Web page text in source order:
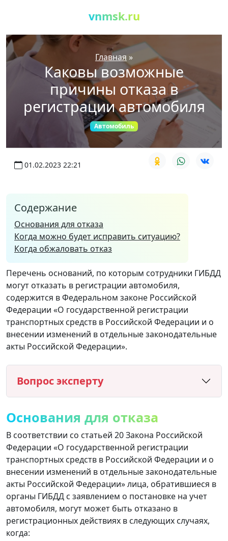
vnmsk.ru
Главная »
Каковы возможные
причины отказа в
регистрации автомобиля
Автомобиль
01.02.2023 22:21
Содержание
Основания для отказа
Когда можно будет исправить ситуацию?
Когда обжаловать отказ
Перечень оснований, по которым сотрудники ГИБДД
могут отказать в регистрации автомобиля,
содержится в Федеральном законе Российской
Федерации «О государственной регистрации
транспортных средств в Российской Федерации и о
внесении изменений в отдельные законодательные
акты Российской Федерации».
Вопрос эксперту
Основания для отказа
В соответствии со статьей 20 Закона Российской
Федерации «О государственной регистрации
транспортных средств в Российской Федерации и о
внесении изменений в отдельные законодательные
акты Российской Федерации» лица, обратившиеся в
органы ГИБДД с заявлением о постановке на учет
автомобиля, могут может быть отказано в
регистрационных действиях в следующих случаях,
когда: